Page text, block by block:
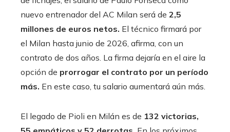
nuevo entrenador del AC Milan será de 2,5
millones de euros netos. El técnico firmará por
el Milan hasta junio de 2026, afirma, con un
contrato de dos años. La firma dejaría en el aire la
opción de prorrogar el contrato por un período
más. En este caso, tu salario aumentará aún más.
El legado de Pioli en Milán es de 132 victorias,